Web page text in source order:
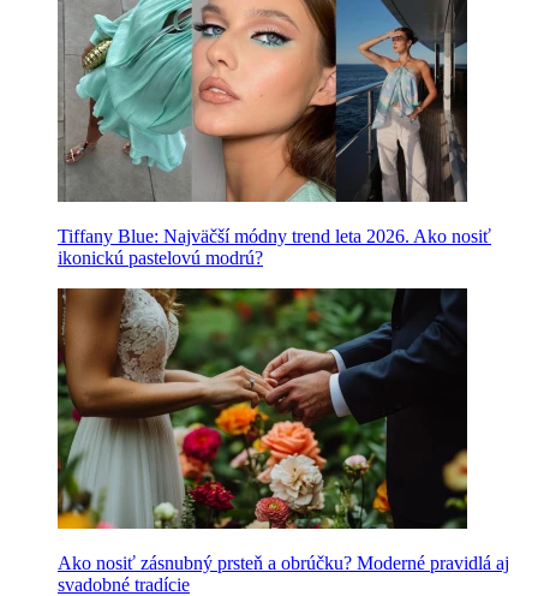
Tiffany Blue: Najväčší módny trend leta 2026. Ako nosiť
ikonickú pastelovú modrú?
Ako nosiť zásnubný prsteň a obrúčku? Moderné pravidlá aj
svadobné tradície